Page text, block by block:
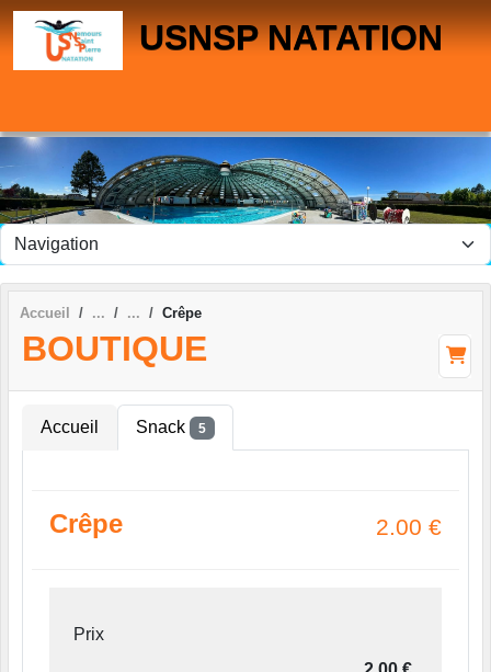
USNSP NATATION
Accueil Crêpe
BOUTIQUE
Accueil Snack 5
Crêpe 2.00 €
Prix
Panneau de gestion des cookies